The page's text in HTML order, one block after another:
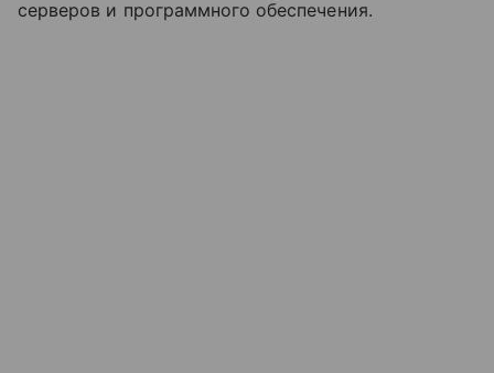
серверов и программного обеспечения.